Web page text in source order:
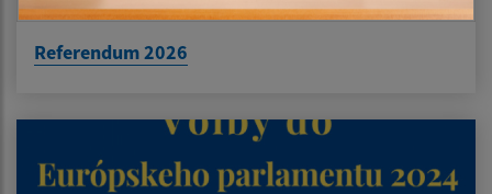
Referendum 2026